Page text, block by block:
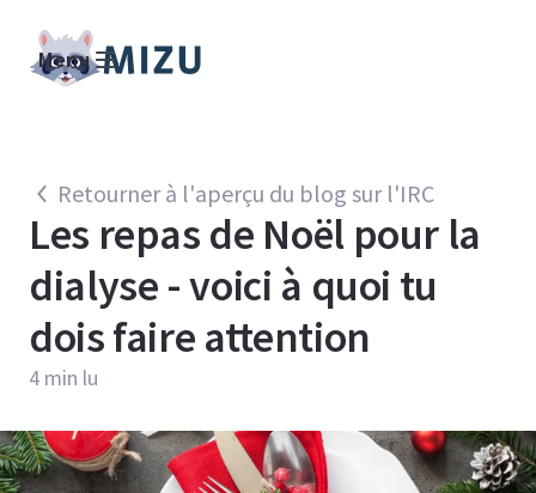
Menu
Retourner à l'aperçu du blog sur l'IRC
Les repas de Noël pour la
dialyse - voici à quoi tu
dois faire attention
4 min lu